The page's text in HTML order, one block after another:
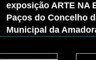
exposição ARTE NA
Paços do Concelho
Municipal da